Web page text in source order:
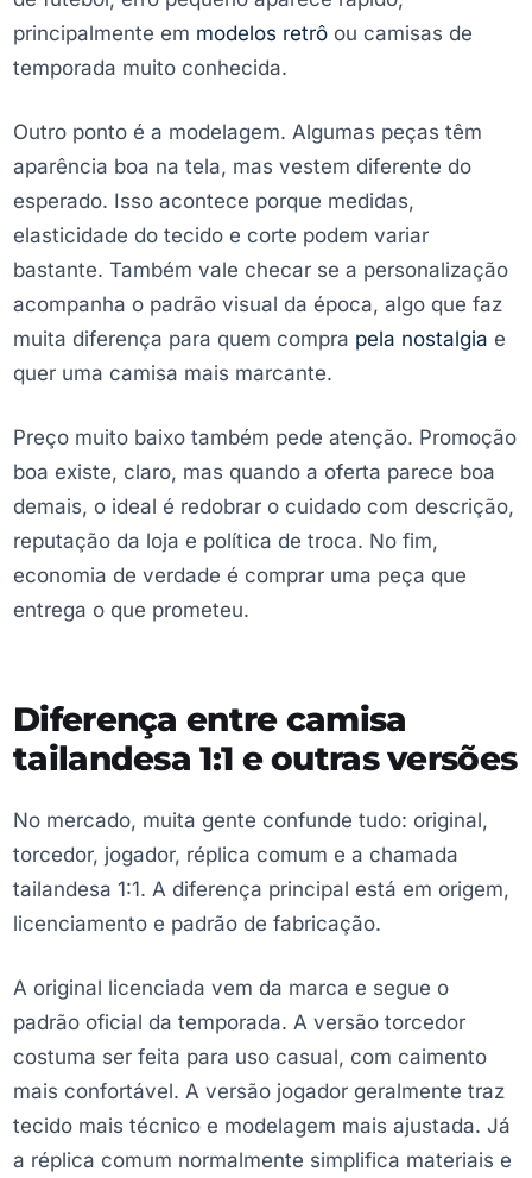
principalmente em modelos retrô ou camisas de
temporada muito conhecida.
Outro ponto é a modelagem. Algumas peças têm
aparência boa na tela, mas vestem diferente do
esperado. Isso acontece porque medidas,
elasticidade do tecido e corte podem variar
bastante. Também vale checar se a personalização
acompanha o padrão visual da época, algo que faz
muita diferença para quem compra pela nostalgia e
quer uma camisa mais marcante.
Preço muito baixo também pede atenção. Promoção
boa existe, claro, mas quando a oferta parece boa
demais, o ideal é redobrar o cuidado com descrição,
reputação da loja e política de troca. No fim,
economia de verdade é comprar uma peça que
entrega o que prometeu.
Diferença entre camisa
tailandesa 1:1 e outras versões
No mercado, muita gente confunde tudo: original,
torcedor, jogador, réplica comum e a chamada
tailandesa 1:1. A diferença principal está em origem,
licenciamento e padrão de fabricação.
A original licenciada vem da marca e segue o
padrão oficial da temporada. A versão torcedor
costuma ser feita para uso casual, com caimento
mais confortável. A versão jogador geralmente traz
tecido mais técnico e modelagem mais ajustada. Já
a réplica comum normalmente simplifica materiais e